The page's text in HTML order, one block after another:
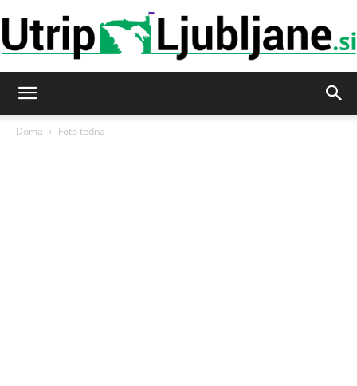
Doma Foto tedna